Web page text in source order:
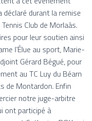
déclaré durant la remise
Club de Morlaàs.
pour leur soutien ainsi
l’Élue au sport, Marie-
Gérard Bégué, pour
au TC Luy du Béarn
de Montardon. Enfin
notre juge-arbitre
ont participé à